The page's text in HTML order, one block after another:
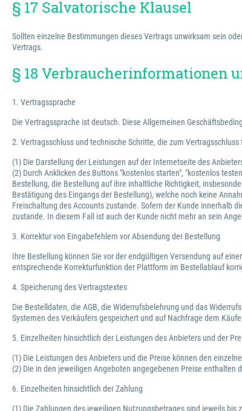
§ 17 Salvatorische Klausel
Sollten einzelne Bestimmungen dieses Vertrags unwirksam sein
Vertrags.
§ 18 Verbraucherinformationen
1. Vertragssprache
Die Vertragssprache ist deutsch. Diese Allgemeinen
2. Vertragsschluss und technische Schritte, die zum Vertragsschluss
(1) Die Darstellung der Leistungen auf der Internetseite des
(2) Durch Anklicken des Buttons "kostenlos starten", "kostenlos
Bestellung, die Bestellung auf ihre inhaltliche Richtigkeit,
Bestätigung des Eingangs der Bestellung), welche noch keine
Freischaltung des Accounts zustande. Sofern der Kunde innerhalb
zustande. In diesem Fall ist auch der Kunde nicht mehr an sein
3. Korrektur von Eingabefehlern vor Absendung der Bestellung
Ihre Bestellung können Sie vor der endgültigen Versendung auf
entsprechende Korrekturfunktion der Plattform im Bestellablauf
4. Speicherung des Vertragstextes
Die Bestelldaten, die AGB, die Widerrufsbelehrung und das
Systemen des Verkäufers gespeichert und auf Nachfrage dem
5. Einzelheiten hinsichtlich der Leistungen des Anbieters und der
(1) Die Leistungen des Anbieters und die Preise können den
(2) Die in den jeweiligen Angeboten angegebenen Preise
6. Einzelheiten hinsichtlich der Zahlung
(1) Die Zahlungen des jeweiligen Nutzungsbetrages sind jeweils